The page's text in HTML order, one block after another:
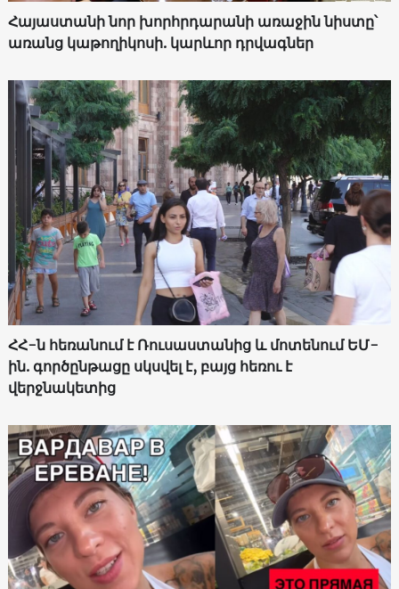
Հայաստանի նոր խորհրդարանի առաջին նիստը՝
առանց կաթողիկոսի. կարևոր դրվագներ
ՀՀ-ն հեռանում է Ռուսաստանից և մոտենում ԵՄ-
ին. գործընթացը սկսվել է, բայց հեռու է
վերջնակետից